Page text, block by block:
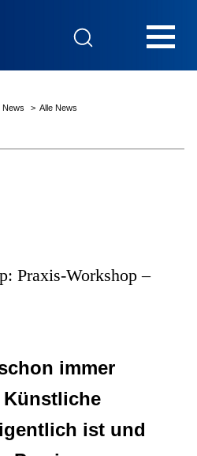
News Alle News
Praxis-Workshop –
immer
Künstliche
ist und